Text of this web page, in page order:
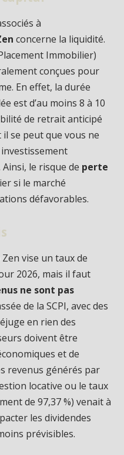
à
concerne la liquidité.
Immobilier)
conçues pour
En effet, la durée
est d’au moins 8 à 10
de retrait anticipé
se peut que vous ne
le risque de perte
si le marché
défavorables.
vise un taux de
2026, mais il faut
ne sont pas
de la SCPI, avec des
en rien des
doivent être
et de
revenus générés par
locative ou le taux
de 97,37 %) venait à
les dividendes
prévisibles.